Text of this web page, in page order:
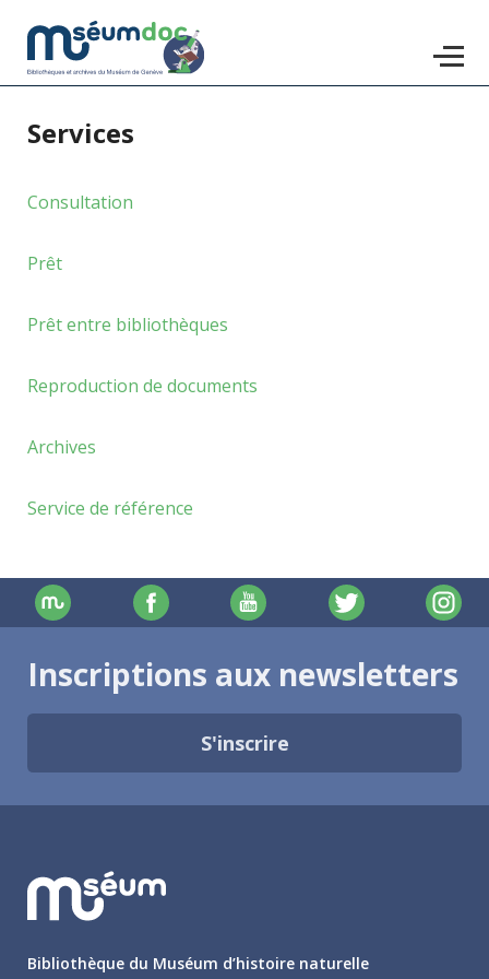
Accéder
contenu
Services
Consultation
Prêt
Prêt entre bibliothèques
Reproduction de documents
Archives
Service de référence
Inscriptions aux newsletters
S'inscrire
Bibliothèque du Muséum d’histoire naturelle